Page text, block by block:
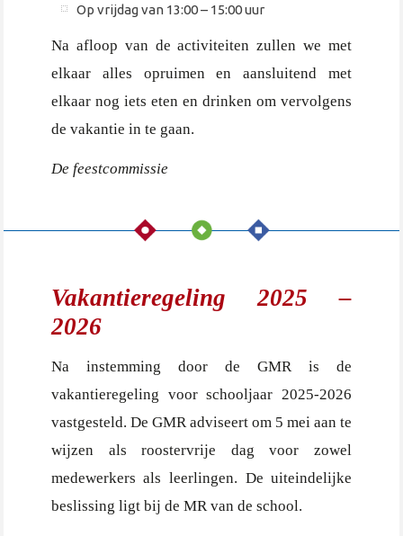
Op vrijdag van 13:00 – 15:00 uur
Na afloop van de activiteiten zullen we met
elkaar alles opruimen en aansluitend met
elkaar nog iets eten en drinken om vervolgens
de vakantie in te gaan.
De feestcommissie
Vakantieregeling 2025 –
2026
Na instemming door de GMR is de
vakantieregeling voor schooljaar 2025-2026
vastgesteld. De GMR adviseert om 5 mei aan te
wijzen als roostervrije dag voor zowel
medewerkers als leerlingen. De uiteindelijke
beslissing ligt bij de MR van de school.